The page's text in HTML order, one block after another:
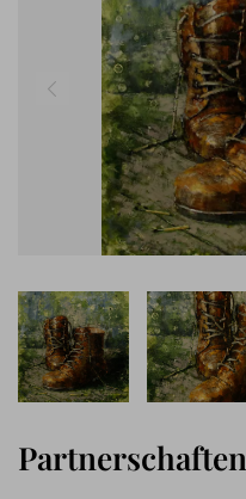
Partnerschaften